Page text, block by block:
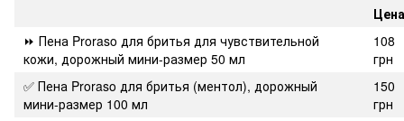
⏩ Пена Proraso для бритья для чувствительной
кожи, дорожный мини-размер 50 мл
108
грн
✅ Пена Proraso для бритья (ментол), дорожный
мини-размер 100 мл
150
грн